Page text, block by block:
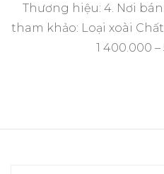
Thương hiệu: 4. Nơi
tham khảo: Loại xoài
1 400.000